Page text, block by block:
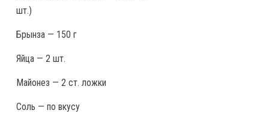
шт.)
Брынза — 150 г
Яйца — 2 шт.
Майонез — 2 ст. ложки
Соль — по вкусу